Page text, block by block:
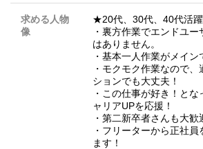
求める人物
像
★20代、30代、40代活
・裏方作業でエンドユ
はありません。
・基本一人作業がメイン
・モクモク作業なので
ションでも大丈夫！
・この仕事が好き！と
ャリアUPを応援！
・第二新卒者さんも大歓
・フリーターから正社
ます！